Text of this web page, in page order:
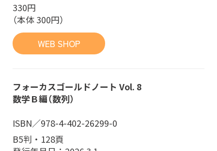
330円
（本体 300円）
WEB SHOP
フォーカスゴールドノート Vol. 8
数学Ｂ編（数列）
ISBN／978-4-402-26299-0
B5判・128頁